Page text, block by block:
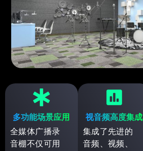
多功能场景应用
全媒体广播录
音棚不仅可用
视音频高度集成
集成了先进的
音频、视频、